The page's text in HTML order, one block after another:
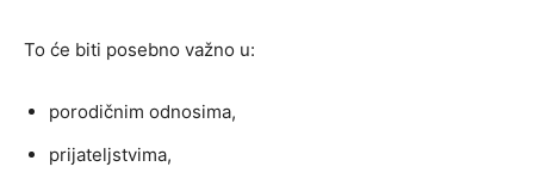
To će biti posebno važno u:
porodičnim odnosima,
prijateljstvima,